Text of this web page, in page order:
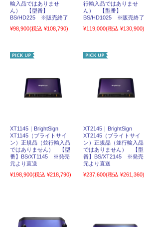
輸入品ではありませ
ん） 【型番】
BS/HD225 ※販売終了
¥98,900(税込 ¥108,790)
行輸入品ではありませ
ん） 【型番】
BS/HD1025 ※販売終了
¥119,000(税込 ¥130,900)
XT1145｜BrightSign
XT1145（ブライトサイ
ン）正規品（並行輸入品
ではありません） 【型
番】BS/XT1145 ※発売
元より直送
¥198,900(税込 ¥218,790)
XT2145｜BrightSign
XT2145（ブライトサイ
ン）正規品（並行輸入品
ではありません） 【型
番】BS/XT2145 ※発売
元より直送
¥237,600(税込 ¥261,360)